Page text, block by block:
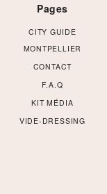
Pages
CITY GUIDE
MONTPELLIER
CONTACT
F.A.Q
KIT MÉDIA
VIDE-DRESSING